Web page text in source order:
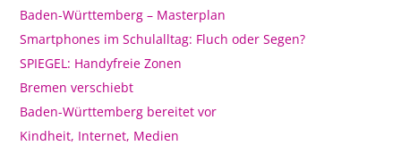
Baden-Württemberg – Masterplan
Smartphones im Schulalltag: Fluch oder Segen?
SPIEGEL: Handyfreie Zonen
Bremen verschiebt
Baden-Württemberg bereitet vor
Kindheit, Internet, Medien